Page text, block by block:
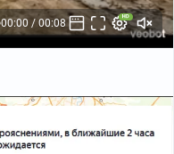
00:02 / 00:08